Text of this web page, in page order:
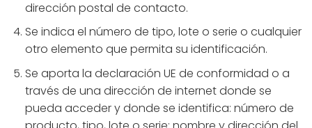
dirección postal de contacto.
Se indica el número de tipo, lote o serie o cualquier
otro elemento que permita su identificación.
Se aporta la declaración UE de conformidad o a
través de una dirección de internet donde se
pueda acceder y donde se identifica: número de